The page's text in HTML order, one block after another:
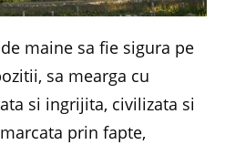
maine sa fie sigura pe
sa mearga cu
si ingrijita, civilizata si
prin fapte,